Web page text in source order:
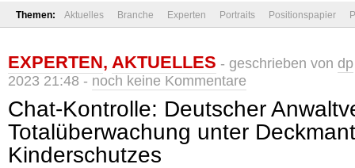
Themen: Aktuelles Branche Experten Portraits Positionspapier
EXPERTEN, AKTUELLES - geschrieben von dp
2023 21:48 - noch keine Kommentare
Chat-Kontrolle: Deutscher
Totalüberwachung unter
Kinderschutzes